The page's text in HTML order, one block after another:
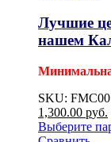
Лучшие
нашем
SKU:
1,300.00 руб.
Выберите